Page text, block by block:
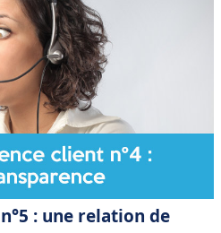
: une relation de